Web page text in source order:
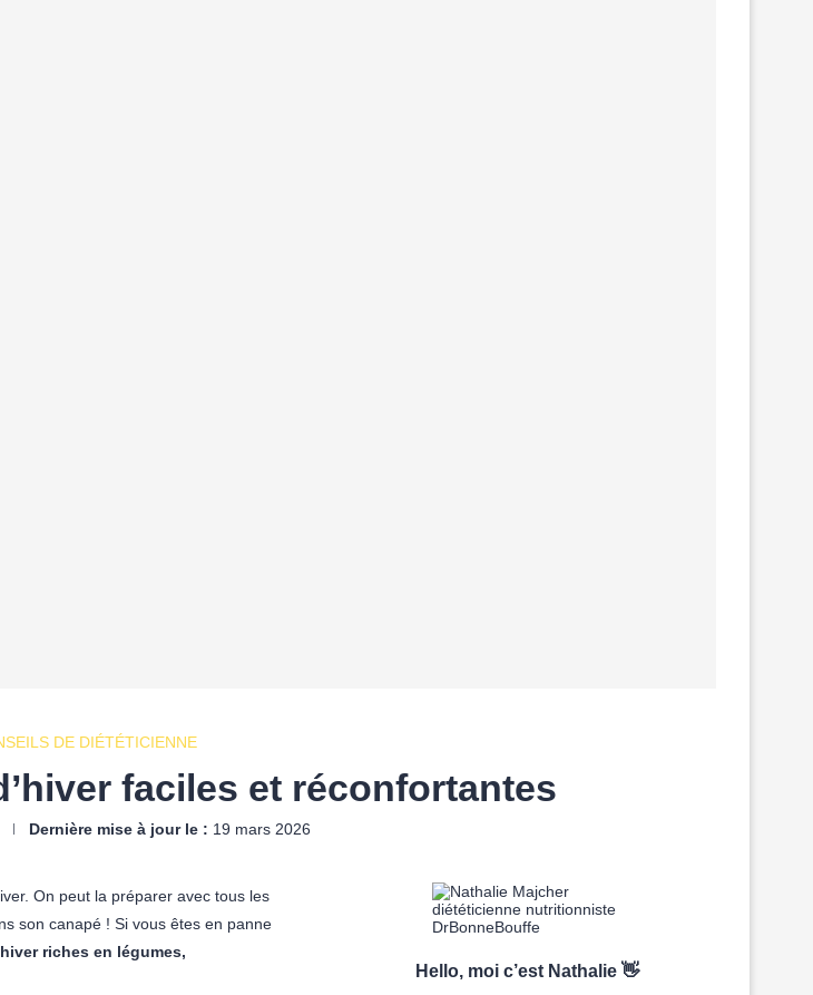
DE DIÉTÉTICIENNE
faciles et réconfortantes
Dernière mise à jour le : 19 mars 2026
On peut la préparer avec tous les
son canapé ! Si vous êtes en panne
riches en légumes,
Hello, moi c’est Nathalie 👋